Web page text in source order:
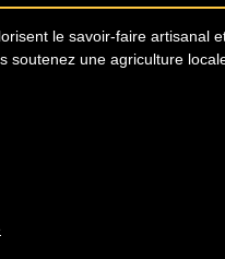
le savoir-faire artisanal
soutenez une agriculture